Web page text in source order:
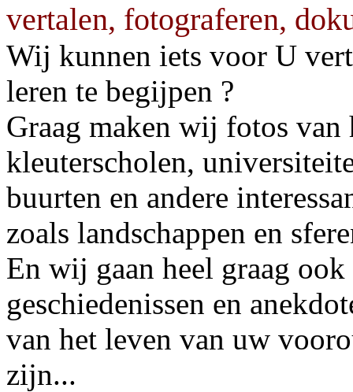
vertalen, fotograferen,
Wij kunnen iets voor U
leren te begijpen ?
Graag maken wij fotos van
kleuterscholen,
buurten en andere
zoals landschappen en
En wij gaan heel graag
geschiedenissen en
van het leven van uw
zijn...